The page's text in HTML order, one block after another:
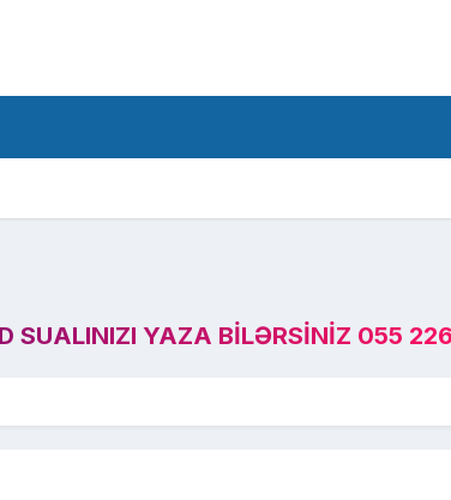
SUALINIZI YAZA BILƏRSINIZ 055